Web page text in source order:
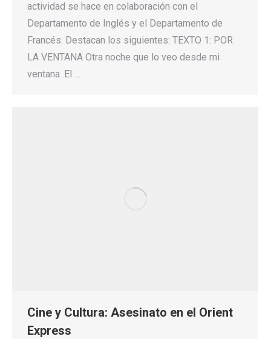
actividad se hace en colaboración con el
Departamento de Inglés y el Departamento de
Francés. Destacan los siguientes: TEXTO 1: POR
LA VENTANA Otra noche que lo veo desde mi
ventana .El …
Cine y Cultura: Asesinato en el Orient
Express